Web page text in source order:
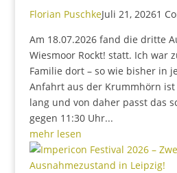
Florian PuschkeJuli 21, 20261
Am 18.07.2026 fand die dritte
Wiesmoor Rockt! statt. Ich war
Familie dort – so wie bisher in
Anfahrt aus der Krummhörn
lang und von daher passt das
gegen 11:30 Uhr...
mehr lesen